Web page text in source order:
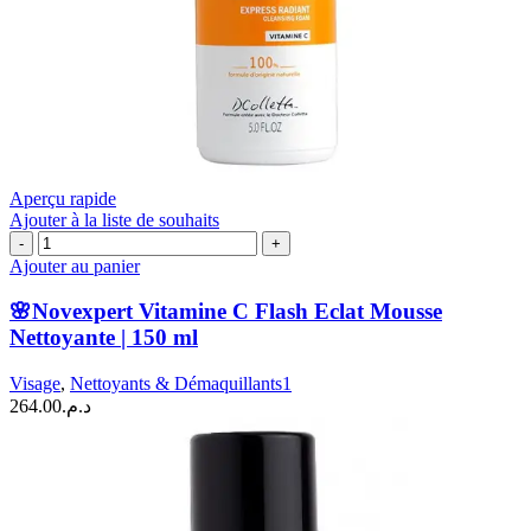
Aperçu rapide
Ajouter à la liste de souhaits
quantité
de
Novexpert
Vitamine
C
Eclat
Mousse
Ajouter au panier
🌸Novexpert Vitamine C Flash Eclat Mousse
Nettoyante | 150 ml
Visage, Nettoyants & Démaquillants1
د.م.264.00